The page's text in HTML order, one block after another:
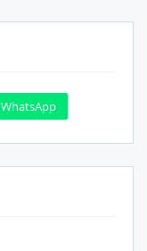
WhatsApp